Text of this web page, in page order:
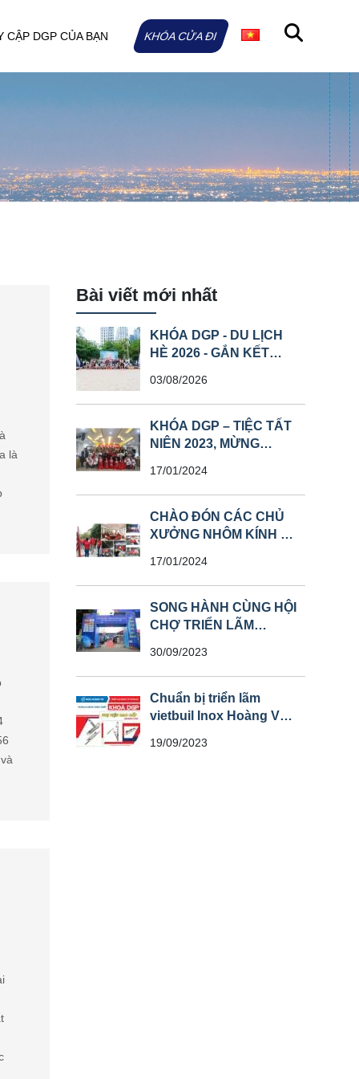
CẬP DGP CỦA BẠN KHÓA CỬA ĐI
là
Bài viết mới nhất
KHÓA DGP - DU LỊCH
HÈ 2026 - GẮN KẾT
VƯƠN XA
03/08/2026
KHÓA DGP – TIỆC TẤT
NIÊN 2023, MỪNG
17/01/2024
CHÀO ĐÓN CÁC CHỦ
XƯỞNG NHÔM KÍNH TỪ
NHÀ MÁY
17/01/2024
SONG HÀNH CÙNG HỘI
CHỢ TRIỂN LÃM
VŨ – KHOÁ DGP
30/09/2023
Chuẩn bị triển lãm
vietbuil Inox Hoàng Vũ _
19/09/2023